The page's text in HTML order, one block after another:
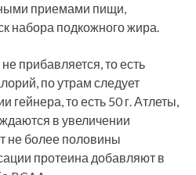
приемами пищи,
набора подкожного жира.
прибавляется, то есть
по утрам следует
то есть 50 г. Атлеты,
в увеличении
не более половины
протеина добавляют в